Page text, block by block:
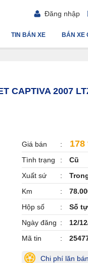
Đăng nhập
BÁN XE
TIN BÁN XE
CAPTIVA 2007
Giá bán 178
Tình trạng
Cũ
Xuất sứ
Km
Hộp số
Số
Ngày đăng
12/
Mã tin
Chi phí lăn